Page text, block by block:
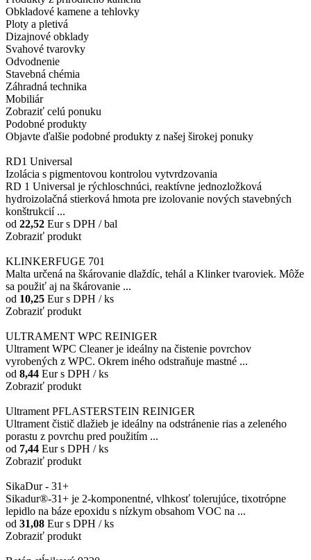
Obkladové kamene a tehlovky
Ploty a pletivá
Dizajnové obklady
Svahové tvarovky
Odvodnenie
Stavebná chémia
Záhradná technika
Mobiliár
Zobraziť celú ponuku
Podobné produkty
Objavte ďalšie podobné produkty z našej širokej ponuky
RD1 Universal
Izolácia s pigmentovou kontrolou vytvrdzovania
RD 1 Universal je rýchloschnúci, reaktívne jednozložková
hydroizolačná stierková hmota pre izolovanie nových stavebných
konštrukcií ...
od 22,52 Eurs DPH / bal
Zobraziť produkt
KLINKERFUGE 701
Malta určená na škárovanie dlaždíc, tehál a Klinker tvaroviek. Môže
sa použiť aj na škárovanie ...
od 10,25 Eurs DPH / ks
Zobraziť produkt
ULTRAMENT WPC REINIGER
Ultrament WPC Cleaner je ideálny na čistenie povrchov
vyrobených z WPC. Okrem iného odstraňuje mastné ...
od 8,44 Eurs DPH / ks
Zobraziť produkt
Ultrament PFLASTERSTEIN REINIGER
Ultrament čistič dlažieb je ideálny na odstránenie rias a zeleného
porastu z povrchu pred použitím ...
od 7,44 Eurs DPH / ks
Zobraziť produkt
SikaDur - 31+
Sikadur®-31+ je 2-komponentné, vlhkosť tolerujúce, tixotrópne
lepidlo na báze epoxidu s nízkym obsahom VOC na ...
od 31,08 Eurs DPH / ks
Zobraziť produkt